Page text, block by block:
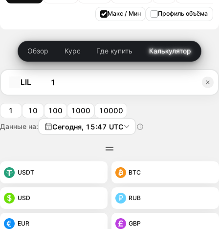
Макс / Мин Профиль объёма
Обзор Курс Где купить Калькулятор
LIL
1 10 100 1000 10000
Данные на: Сегодня, 15:47 UTC
USDT BTC
USD RUB
EUR GBP